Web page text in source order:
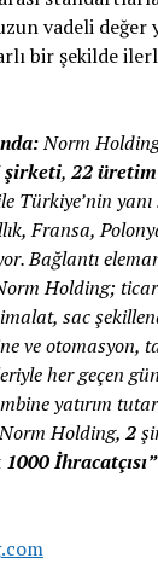
vadeli değer
bir şekilde
Norm
şirketi, 22
Türkiye’nin yanı
Fransa,
Bağlantı
Holding;
sac
ve otomasyon,
her geçen
yatırım
Holding, 2
İhracatçısı”